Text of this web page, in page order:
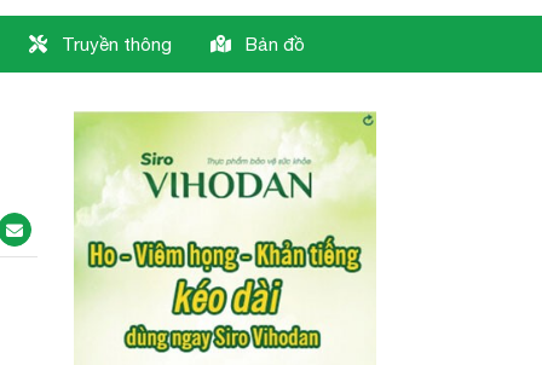
Truyền thông Bản đồ